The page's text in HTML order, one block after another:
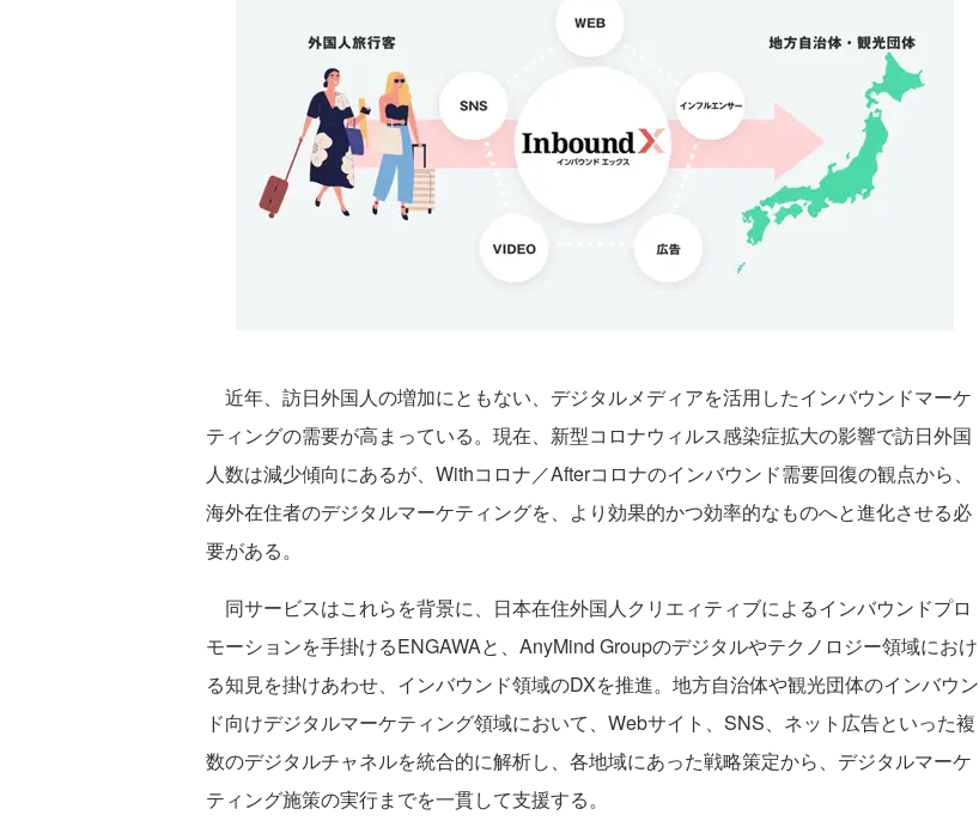
近年、訪日外国人の増加にともない、デジタルメディアを活用したインバウンドマーケ
ティングの需要が高まっている。現在、新型コロナウィルス感染症拡大の影響で訪日外国
人数は減少傾向にあるが、Withコロナ／Afterコロナのインバウンド需要回復の観点から、
海外在住者のデジタルマーケティングを、より効果的かつ効率的なものへと進化させる必
要がある。
同サービスはこれらを背景に、日本在住外国人クリエィティブによるインバウンドプロ
モーションを手掛けるENGAWAと、AnyMind Groupのデジタルやテクノロジー領域におけ
る知見を掛けあわせ、インバウンド領域のDXを推進。地方自治体や観光団体のインバウン
ド向けデジタルマーケティング領域において、Webサイト、SNS、ネット広告といった複
数のデジタルチャネルを統合的に解析し、各地域にあった戦略策定から、デジタルマーケ
ティング施策の実行までを一貫して支援する。